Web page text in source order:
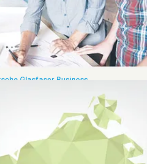
Glasfaser Business